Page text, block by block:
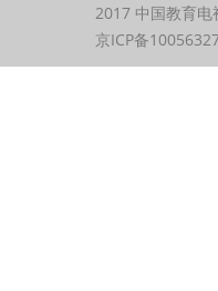
2017 中国教育
京ICP备